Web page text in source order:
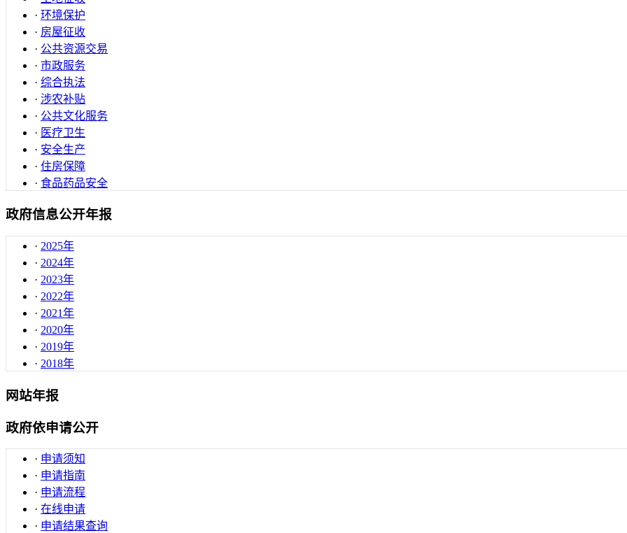
· 环境保护
· 房屋征收
· 公共资源交易
· 市政服务
· 综合执法
· 涉农补贴
· 公共文化服务
· 医疗卫生
· 安全生产
· 住房保障
· 食品药品安全
政府信息公开年报
· 2025年
· 2024年
· 2023年
· 2022年
· 2021年
· 2020年
· 2019年
· 2018年
网站年报
政府依申请公开
· 申请须知
· 申请指南
· 申请流程
· 在线申请
· 申请结果查询